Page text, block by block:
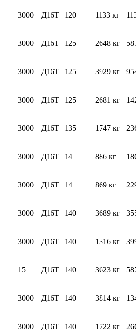
3000 Д16Т 120 1133 кг
3000 Д16Т 125 2648 кг
3000 Д16Т 125 3929 кг
3000 Д16Т 125 2681 кг
3000 Д16Т 135 1747 кг
3000 Д16Т 14 886 кг
3000 Д16Т 14 869 кг
3000 Д16Т 140 3689 кг
3000 Д16Т 140 1316 кг
15 Д16Т 140 3623 кг
3000 Д16Т 140 3814 кг
3000 Д16Т 140 1722 кг